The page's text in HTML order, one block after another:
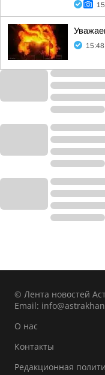
15:48
© Лента новостей
Email:
О нас
Контакты
Редакционная